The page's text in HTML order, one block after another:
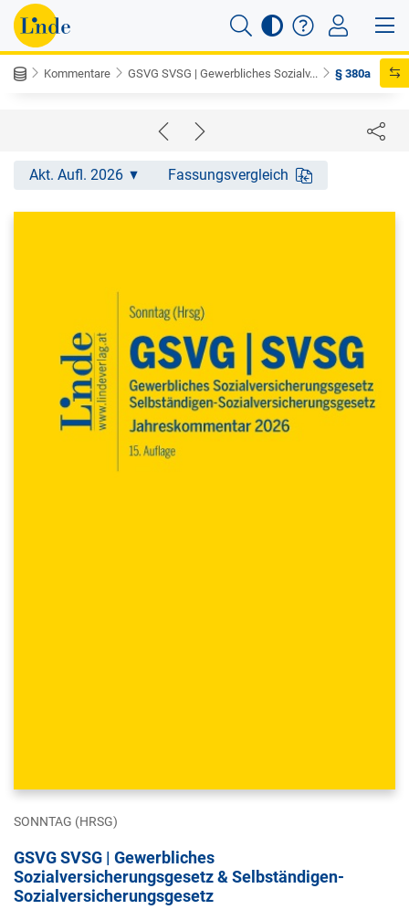
Kommentare GSVG SVSG | Gewerbliches Sozialv... § 380a
Akt. Aufl. 2026 Fassungsvergleich
SONNTAG (HRSG)
GSVG SVSG | Gewerbliches
Sozialversicherungsgesetz & Selbständigen-
Sozialversicherungsgesetz